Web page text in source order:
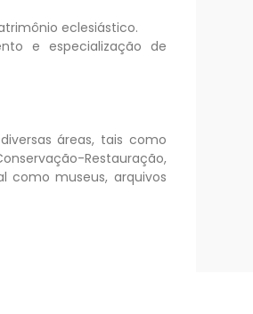
eclesiástico.
e especialização de
áreas, tais como
Restauração,
como museus, arquivos